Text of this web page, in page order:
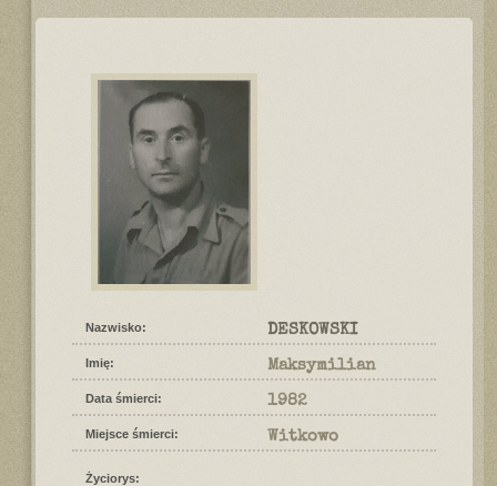
Nazwisko: DESKOWSKI
Imię: Maksymilian
Data śmierci: 1982
Miejsce śmierci: Witkowo
Życiorys: